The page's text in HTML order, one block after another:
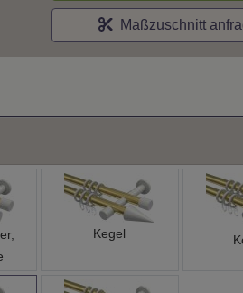
Maßzuschnitt
Kegel